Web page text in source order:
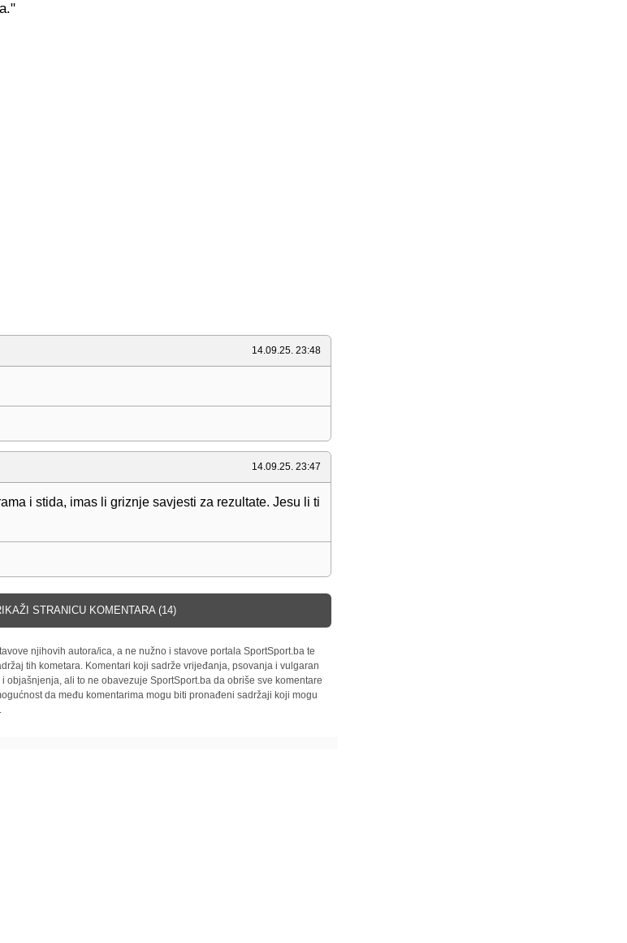
14.09.25. 23:48
14.09.25. 23:47
i stida, imas li griznje savjesti za rezultate. Jesu li ti
STRANICU KOMENTARA (14)
njihovih autora/ica, a ne nužno i stavove portala SportSport.ba te
tih kometara. Komentari koji sadrže vrijeđanja, psovanja i vulgaran
objašnjenja, ali to ne obavezuje SportSport.ba da obriše sve komentare
da među komentarima mogu biti pronađeni sadržaji koji mogu